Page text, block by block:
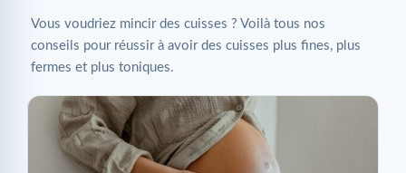
Vous voudriez mincir des cuisses ? Voilà tous nos
conseils pour réussir à avoir des cuisses plus fines, plus
fermes et plus toniques.